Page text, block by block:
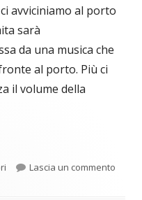
avviciniamo al porto
sarà
da una musica che
al porto. Più ci
il volume della
Lascia un commento